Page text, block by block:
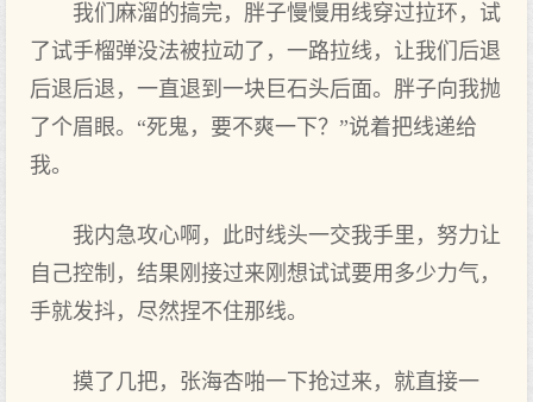
我们麻溜的搞完，胖子慢慢用线穿过拉环，试
了试手榴弹没法被拉动了，一路拉线，让我们后退
后退后退，一直退到一块巨石头后面。胖子向我抛
了个眉眼。“死鬼，要不爽一下？”说着把线递给
我。
我内急攻心啊，此时线头一交我手里，努力让
自己控制，结果刚接过来刚想试试要用多少力气，
手就发抖，尽然捏不住那线。
摸了几把，张海杏啪一下抢过来，就直接一